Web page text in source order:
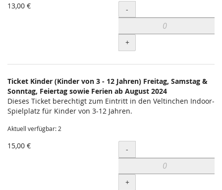
13,00 € Menge
-
+
Ticket Kinder (Kinder von 3 - 12 Jahren) Freitag, Samstag &
Sonntag, Feiertag sowie Ferien ab August 2024
Dieses Ticket berechtigt zum Eintritt in den Veltinchen Indoor-
Spielplatz für Kinder von 3-12 Jahren.
Aktuell verfügbar: 2
15,00 € Menge
-
+